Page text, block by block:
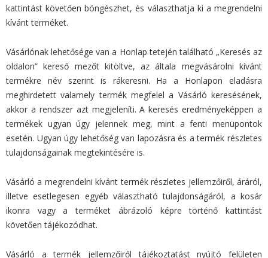
kattintást követően böngészhet, és választhatja ki a megrendelni
kívánt terméket.
Vásárlónak lehetősége van a Honlap tetején található „Keresés az
oldalon” kereső mezőt kitöltve, az általa megvásárolni kívánt
termékre név szerint is rákeresni. Ha a Honlapon eladásra
meghirdetett valamely termék megfelel a Vásárló keresésének,
akkor a rendszer azt megjeleníti. A keresés eredményeképpen a
termékek ugyan úgy jelennek meg, mint a fenti menüpontok
esetén. Ugyan úgy lehetőség van lapozásra és a termék részletes
tulajdonságainak megtekintésére is.
Vásárló a megrendelni kívánt termék részletes jellemzőiről, áráról,
illetve esetlegesen egyéb választható tulajdonságáról, a kosár
ikonra vagy a terméket ábrázoló képre történő kattintást
követően tájékozódhat.
Vásárló a termék jellemzőiről tájékoztatást nyújtó felületen